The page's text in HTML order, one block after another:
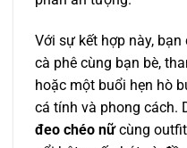
Với sự kết hợp này,
cà phê cùng bạn bè,
hoặc một buổi hẹn hò
cá tính và phong cách.
đeo chéo nữcùng outfit